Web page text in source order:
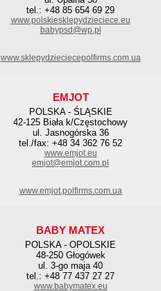
tel.: +48 85 654 69 29
www.polskiesklepydzieciece.eu
babypsd@wp.pl
www.sklepydzieciecepolfirms.com.ua
EMJOT
POLSKA - ŚLĄSKIE
42-125 Biała k/Częstochowy
ul. Jasnogórska 36
tel./fax: +48 34 362 76 52
www.emjot.eu
emjot@emjot.com.pl
www.emjot.polfirms.com.ua
BABY MATEX
POLSKA - OPOLSKIE
48-250 Głogówek
ul. 3-go maja 40
tel.: +48 77 437 27 27
www.babymatex.eu